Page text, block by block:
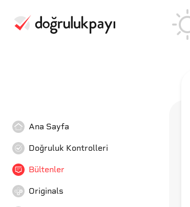
Ana Sayfa
Doğruluk Kontrolleri
Bültenler
Originals